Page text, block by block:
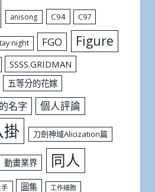
anisong C94 C97
night FGO Figure
SSSS.GRIDMAN
五等分的花嫁
名字 個人評論
掛 刀劍神域Alicization篇
動畫業界 同人
圖集 工作細胞